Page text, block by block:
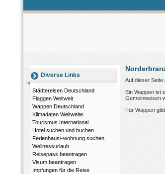
Diverse Links
Städtereisen Deutschland
Flaggen Weltweit
Wappen Deutschland
Klimadaten Weltweite
Tourismus International
Hotel suchen und buchen
Ferienhaus/-wohnung suchen
Wellnessurlaub
Reisepass beantragen
Visum beantragen
Impfungen für die Reise
Auf dieser Seite
Ein Wappen ist
Gemeinweisen
Für Wappen